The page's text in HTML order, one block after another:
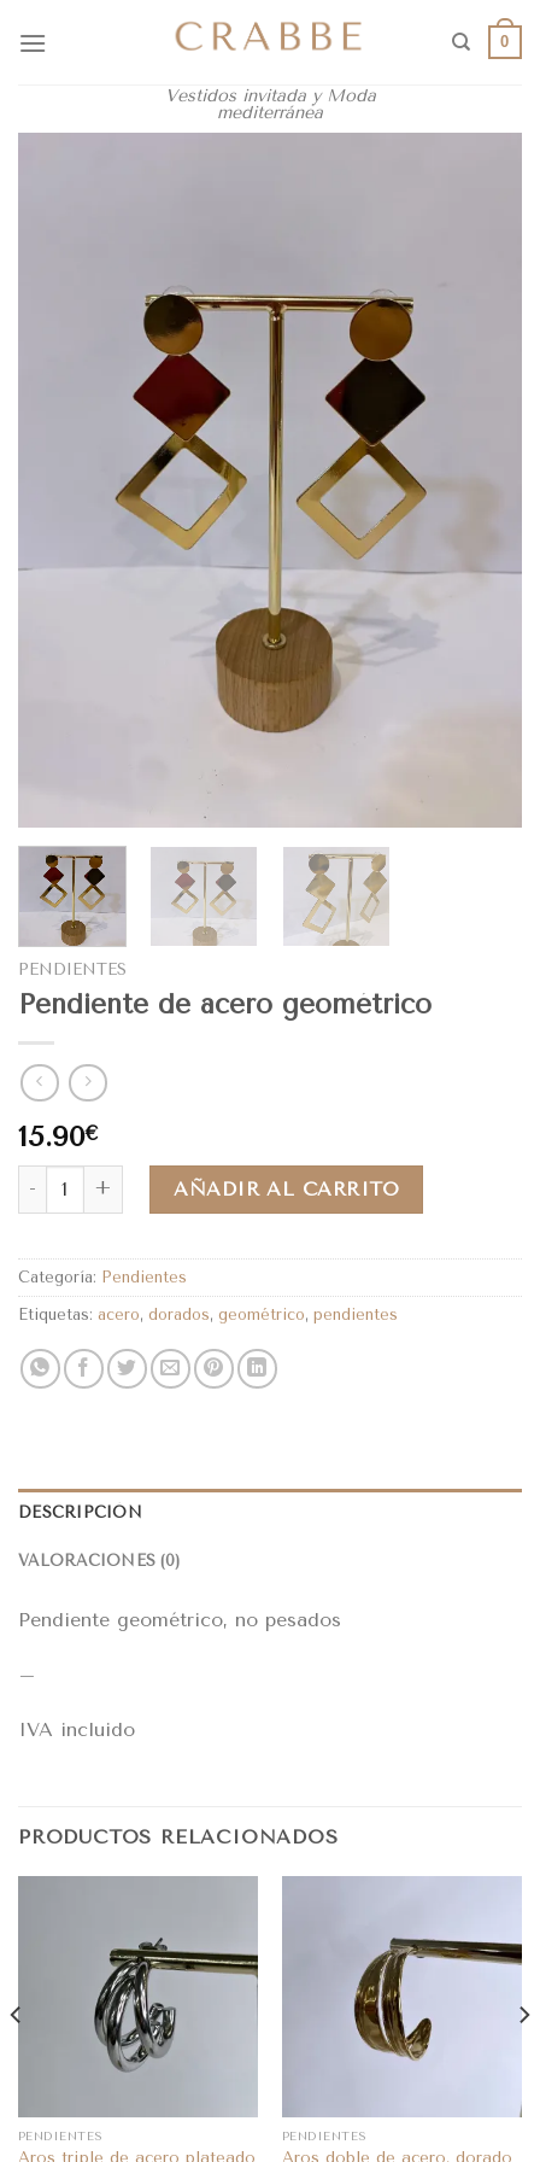
Vestidos invitada y Moda
mediterránea
0
PENDIENTES
Pendiente de acero geométrico
15.90€
AÑADIR AL CARRITO
Categoría: Pendientes
Etiquetas: acero, dorados, geométrico, pendientes
DESCRIPCIÓN
VALORACIONES (0)
Pendiente geométrico, no pesados
–
IVA incluido
PRODUCTOS RELACIONADOS
PENDIENTES
Aros triple de acero plateado
PENDIENTES
Aros doble de acero, dorado